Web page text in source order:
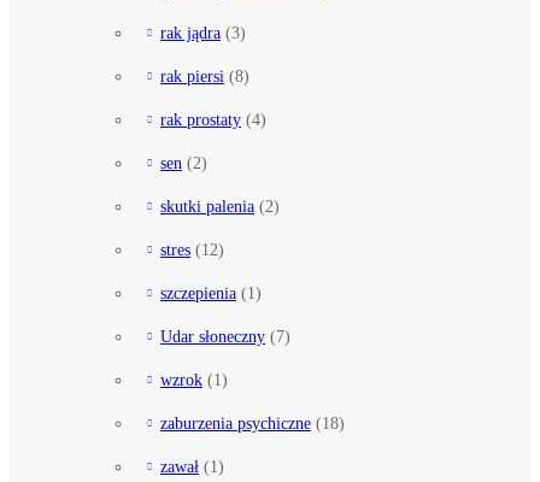
rak jądra (3)
rak piersi (8)
rak prostaty (4)
sen (2)
skutki palenia (2)
stres (12)
szczepienia (1)
Udar słoneczny (7)
wzrok (1)
zaburzenia psychiczne (18)
zawał (1)